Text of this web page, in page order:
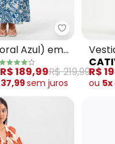
Quintess -
Azul) em
R$ 189,99R$ 219,99
37,99sem juros
R$
ou 5x